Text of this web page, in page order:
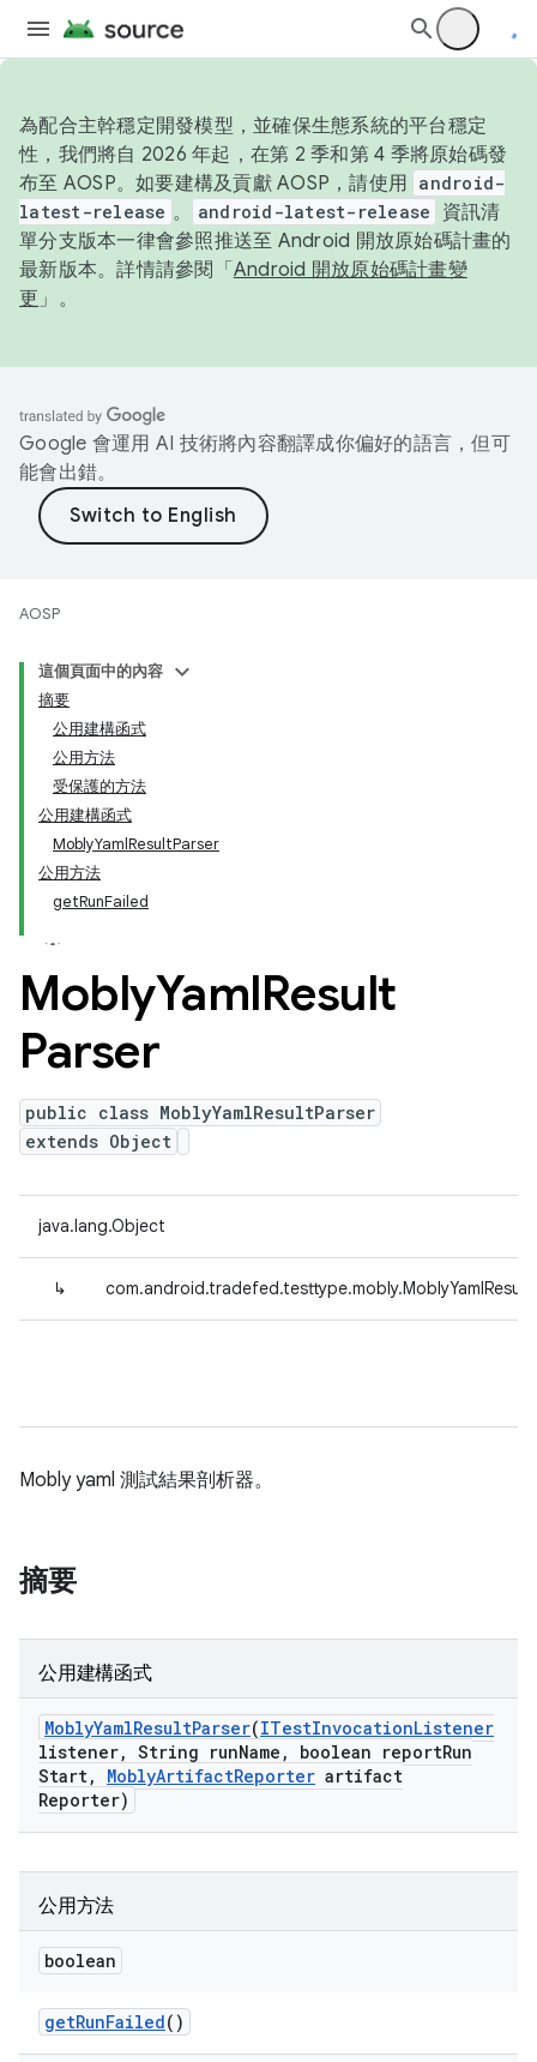
為配合主幹穩定開發模型，並確保生態系統的平台穩定
性，我們將自 2026 年起，在第 2 季和第 4 季將原始碼發
布至 AOSP。如要建構及貢獻 AOSP，請使用 android-
latest-release 。 android-latest-release
資訊清
單分支版本一律會參照推送至 Android 開放原始碼計畫的
最新版本。詳情請參閱「 Android 開放原始碼計畫變
更 」。
Google 會運用 AI 技術將內容翻譯成你偏好的語言，但可
能會出錯。
AOSP
這個頁面中的內容
摘要
公用建構函式
公用方法
受保護的方法
公用建構函式
MoblyYamlResultParser
公用方法
getRunFailed
MoblyYamlResult
Parser
public class MoblyYamlResultParser
extends Object
java.lang.Object
↳
Mobly yaml 測試結果剖析器。
摘要
公用建構函式
MoblyYamlResultParser(ITestInvocationListener
listener, String runName , boolean reportRun
Start, MoblyArtifactReporter artifact
Reporter)
公用方法
boolean
getRunFailed()